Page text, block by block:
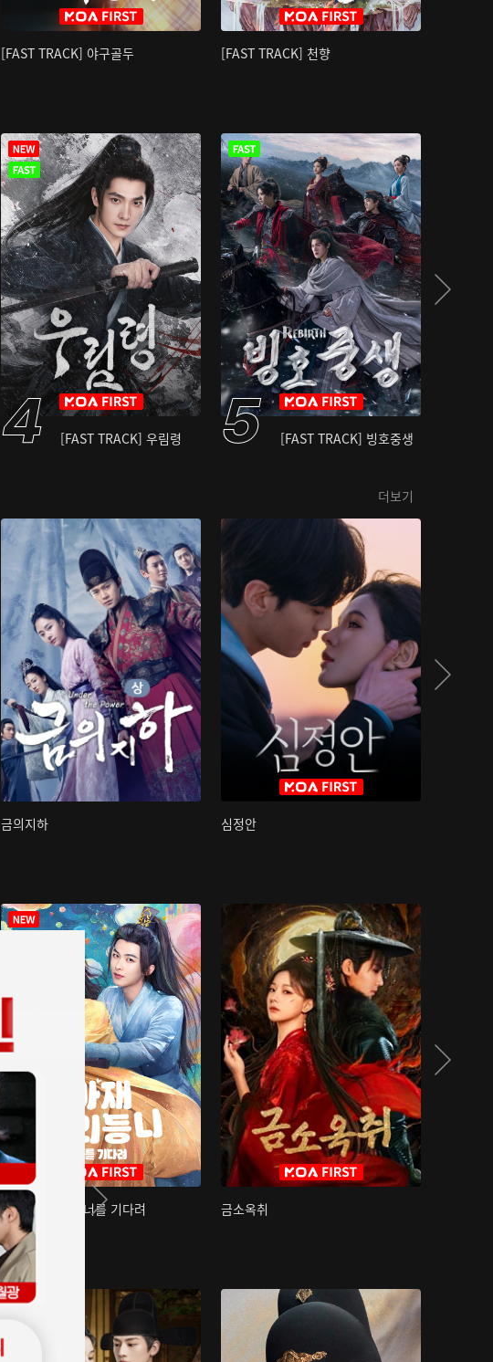
[FAST TRACK] 야구골두 [FAST TRACK] 천향
[FAST TRACK] 우림령 [FAST TRACK] 빙호중생
더보기
금의지하 심정안
아재저리등니 : 너를 기다려 금소옥취